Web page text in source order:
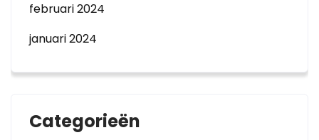
februari 2024
januari 2024
Categorieën